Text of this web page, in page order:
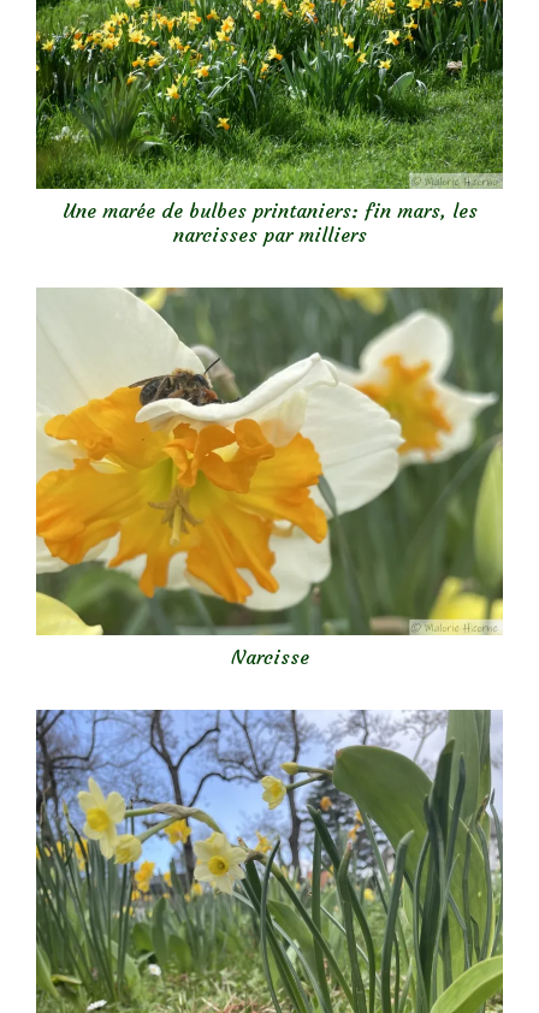
Une marée de bulbes printaniers: fin mars, les
narcisses par milliers
Narcisse